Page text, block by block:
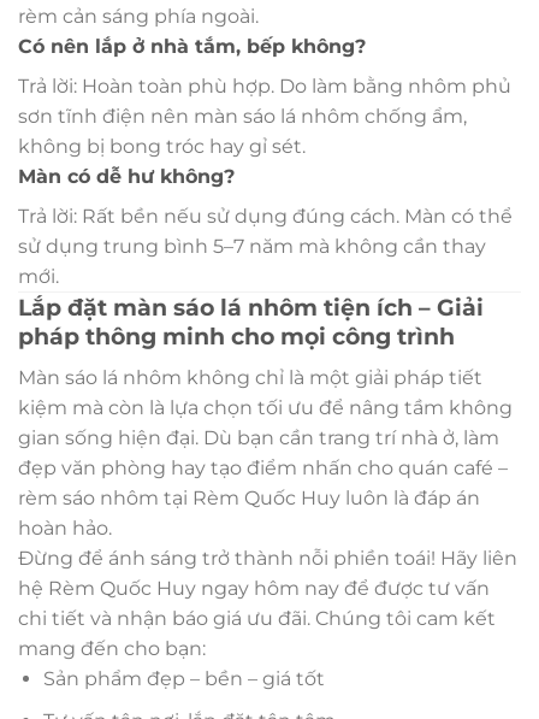
rèm cản sáng phía ngoài.
Có nên lắp ở nhà tắm, bếp không?
Trả lời: Hoàn toàn phù hợp. Do làm bằng nhôm phủ
sơn tĩnh điện nên màn sáo lá nhôm chống ẩm,
không bị bong tróc hay gỉ sét.
Màn có dễ hư không?
Trả lời: Rất bền nếu sử dụng đúng cách. Màn có thể
sử dụng trung bình 5–7 năm mà không cần thay
mới.
Lắp đặt màn sáo lá nhôm tiện ích – Giải
pháp thông minh cho mọi công trình
Màn sáo lá nhôm không chỉ là một giải pháp tiết
kiệm mà còn là lựa chọn tối ưu để nâng tầm không
gian sống hiện đại. Dù bạn cần trang trí nhà ở, làm
đẹp văn phòng hay tạo điểm nhấn cho quán café –
rèm sáo nhôm tại Rèm Quốc Huy luôn là đáp án
hoàn hảo.
Đừng để ánh sáng trở thành nỗi phiền toái! Hãy liên
hệ Rèm Quốc Huy ngay hôm nay để được tư vấn
chi tiết và nhận báo giá ưu đãi. Chúng tôi cam kết
mang đến cho bạn:
Sản phẩm đẹp – bền – giá tốt